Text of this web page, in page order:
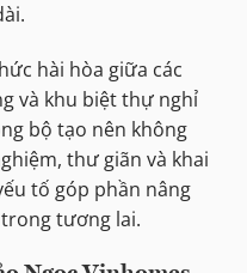
hài hòa giữa các
và khu biệt thự nghỉ
bộ tạo nên không
thư giãn và khai
tố góp phần nâng
tương lai.